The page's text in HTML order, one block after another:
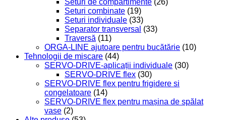
Seturi de compartimente (26)
Seturi combinate (19)
Seturi individuale (33)
Separator transversal (33)
Traversă (11)
ORGA-LINE ajutoare pentru bucătărie (10)
Tehnologii de mișcare (44)
SERVO-DRIVE-aplicații individuale (30)
SERVO-DRIVE flex (30)
SERVO-DRIVE flex pentru frigidere si
congelatoare (14)
SERVO-DRIVE flex pentru mașina de spălat
vase (2)